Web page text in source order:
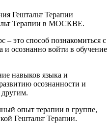
Гештальт Терапии
Терапии в МОСКВЕ.
это способ познакомиться с
и осознанно войти в обучение
навыков языка и
осознанности и
другим.
опыт терапии в группе,
Гештальт Терапии.